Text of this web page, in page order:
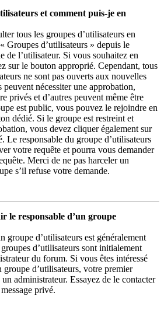
et comment puis-je en
tous les groupes d’utilisateurs en
Groupes d’utilisateurs » depuis le
de l’utilisateur. Si vous souhaitez en
sur le bouton approprié. Cependant, tous
ne sont pas ouverts aux nouvelles
peuvent nécessiter une approbation,
privés et d’autres peuvent même être
est public, vous pouvez le rejoindre en
dédié. Si le groupe est restreint et
vous devez cliquer également sur
Le responsable du groupe d’utilisateurs
votre requête et pourra vous demander
Merci de ne pas harceler un
s’il refuse votre demande.
le responsable d’un groupe
groupe d’utilisateurs est généralement
d’utilisateurs sont initialement
du forum. Si vous êtes intéressé
groupe d’utilisateurs, votre premier
administrateur. Essayez de le contacter
privé.